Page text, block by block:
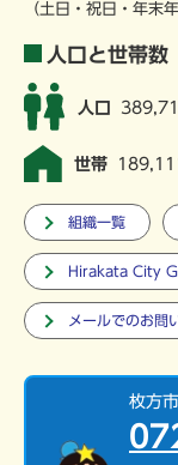
（土日・祝日・年末
人口と世帯数
人口
世帯
組織一覧
Hirakata City
メールでのお問
枚方